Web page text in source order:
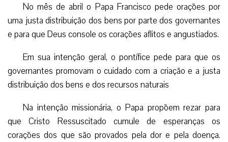
No mês de abril o Papa Francisco pede orações por
uma justa distribuição dos bens por parte dos governantes
e para que Deus console os corações aflitos e angustiados.
Em sua intenção geral, o pontífice pede para que os
governantes promovam o cuidado com a criação e a justa
distribuição dos bens e dos recursos naturais
Na intenção missionária, o Papa propõem rezar para
que Cristo Ressuscitado cumule de esperanças os
corações dos que são provados pela dor e pela doença.